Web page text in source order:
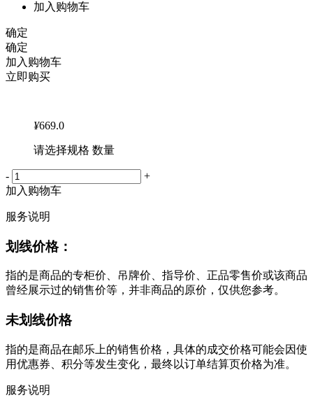
加入购物车
确定
确定
加入购物车
立即购买
¥669.0
请选择规格 数量
-
+
加入购物车
服务说明
划线价格：
指的是商品的专柜价、吊牌价、指导价、正品零售价或该商品
曾经展示过的销售价等，并非商品的原价，仅供您参考。
未划线价格
指的是商品在邮乐上的销售价格，具体的成交价格可能会因使
用优惠券、积分等发生变化，最终以订单结算页价格为准。
服务说明